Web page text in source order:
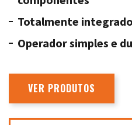
Totalmente integrado
Operador simples e
VER PRODUTOS